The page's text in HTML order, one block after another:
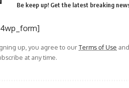
Be keep up! Get the latest breaking
up, you agree to ourTerms of Use
at any time.